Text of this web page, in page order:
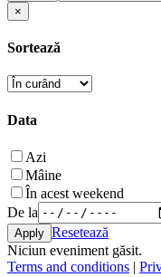
×
Sortează
Data
Azi
Mâine
În acest weekend
De la
Resetează
Niciun eveniment găsit.
Terms and conditions |